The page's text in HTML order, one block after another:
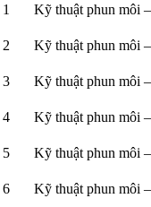
1
Kỹ thuật phun môi
2
Kỹ thuật phun môi
3
Kỹ thuật phun môi
4
Kỹ thuật phun môi
5
Kỹ thuật phun môi
6
Kỹ thuật phun môi